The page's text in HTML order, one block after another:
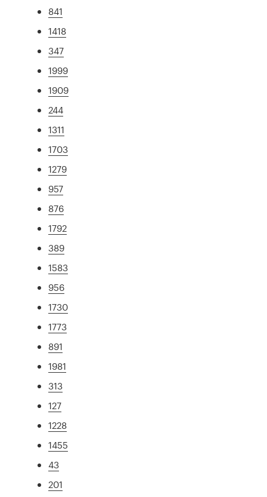
841
1418
347
1999
1909
244
1311
1703
1279
957
876
1792
389
1583
956
1730
1773
891
1981
313
127
1228
1455
43
201